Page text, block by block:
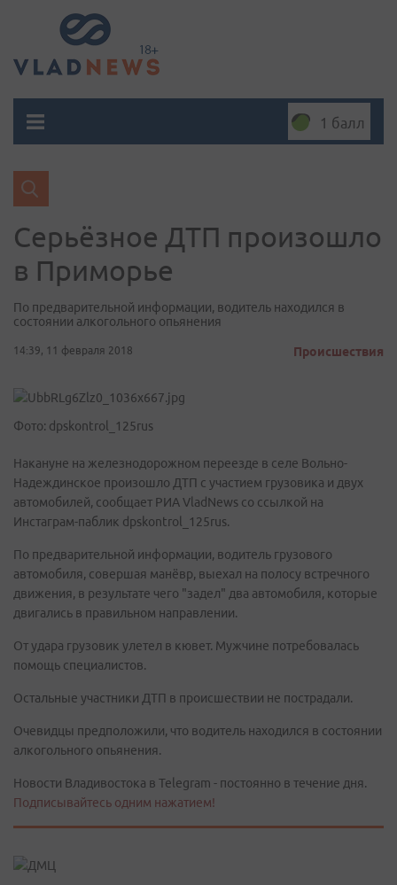
1 балл
Серьёзное ДТП произошло
в Приморье
По предварительной информации, водитель находился в
состоянии алкогольного опьянения
14:39, 11 февраля 2018 Происшествия
Фото: dpskontrol_125rus
Накануне на железнодорожном переезде в селе Вольно-
Надеждинское произошло ДТП с участием грузовика и двух
автомобилей, сообщает РИА VladNews со ссылкой на
Инстаграм-паблик dpskontrol_125rus.
По предварительной информации, водитель грузового
автомобиля, совершая манёвр, выехал на полосу встречного
движения, в результате чего "задел" два автомобиля, которые
двигались в правильном направлении.
От удара грузовик улетел в кювет. Мужчине потребовалась
помощь специалистов.
Остальные участники ДТП в происшествии не пострадали.
Очевидцы предположили, что водитель находился в состоянии
алкогольного опьянения.
Новости Владивостока в Telegram - постоянно в течение дня.
Подписывайтесь одним нажатием!